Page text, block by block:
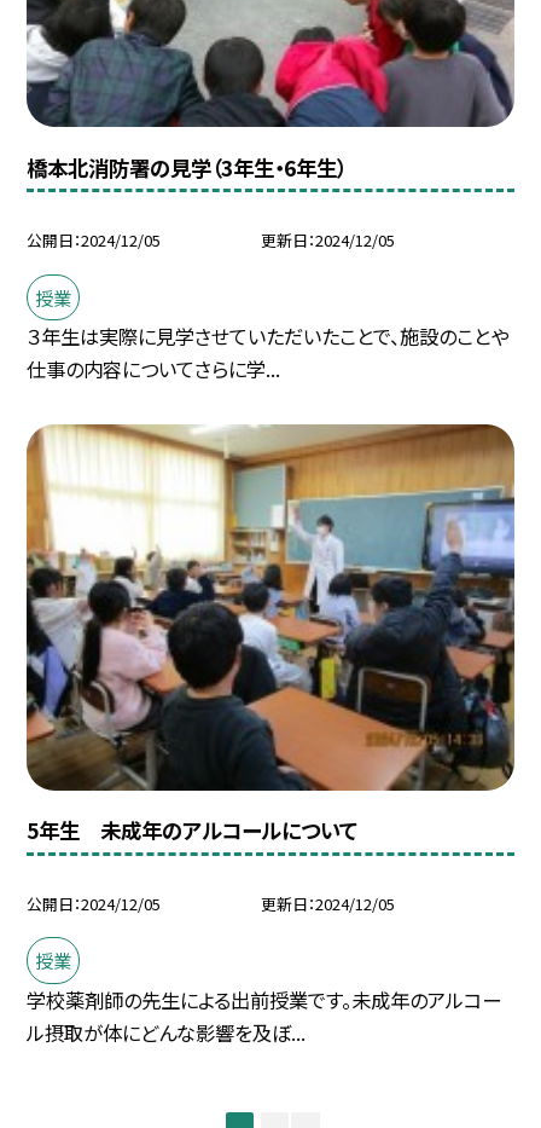
橋本北消防署の見学（3年生・6年生）
公開日 2024/12/05 更新日 2024/12/05
授業
３年生は実際に見学させていただいたことで、施設のことや
仕事の内容についてさらに学...
5年生 未成年のアルコールについて
公開日 2024/12/05 更新日 2024/12/05
授業
学校薬剤師の先生による出前授業です。未成年のアルコー
ル摂取が体にどんな影響を及ぼ...